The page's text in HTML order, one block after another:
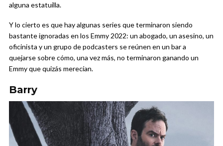
alguna estatuilla.
Y lo cierto es que hay algunas series que terminaron siendo
bastante ignoradas en los Emmy 2022: un abogado, un asesino, un
oficinista y un grupo de podcasters se reúnen en un bar a
quejarse sobre cómo, una vez más, no terminaron ganando un
Emmy que quizás merecían.
Barry